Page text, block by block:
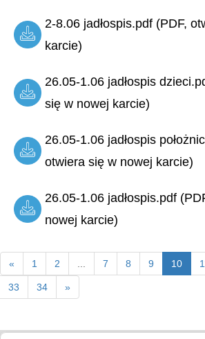
2-8.06 jadłospis.pdf (PDF,
karcie)
26.05-1.06 jadłospis
się w nowej karcie)
26.05-1.06 jadłospis
otwiera się w nowej karcie)
26.05-1.06 jadłospis.pdf
nowej karcie)
« 1 2 7 8 9 10
33 34 »